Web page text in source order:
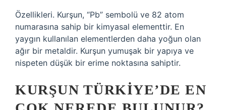
Özellikleri. Kurşun, “Pb” sembolü ve 82 atom
numarasına sahip bir kimyasal elementtir. En
yaygın kullanılan elementlerden daha yoğun olan
ağır bir metaldir. Kurşun yumuşak bir yapıya ve
nispeten düşük bir erime noktasına sahiptir.
KURŞUN TÜRKIYE’DE EN